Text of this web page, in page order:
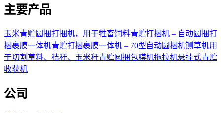
主要产品
玉米青贮圆捆打捆机，用于牲畜饲料青贮打捆机 – 自动圆捆打
捆裹膜一体机青贮打捆裹膜一体机 – 70型自动圆捆机铡草机用
于切割草料、秸秆、玉米秆青贮圆捆包膜机拖拉机悬挂式青贮
收获机
公司